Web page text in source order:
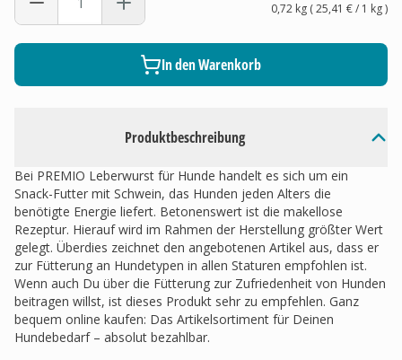
Produktbeschreibung
Bei PREMIO Leberwurst für Hunde handelt es sich um ein
Snack-Futter mit Schwein, das Hunden jeden Alters die
benötigte Energie liefert. Betonenswert ist die makellose
Rezeptur. Hierauf wird im Rahmen der Herstellung größter Wert
gelegt. Überdies zeichnet den angebotenen Artikel aus, dass er
zur Fütterung an Hundetypen in allen Staturen empfohlen ist.
Wenn auch Du über die Fütterung zur Zufriedenheit von Hunden
beitragen willst, ist dieses Produkt sehr zu empfehlen. Ganz
bequem online kaufen: Das Artikelsortiment für Deinen
Hundebedarf – absolut bezahlbar.
0,72 kg(25,41 €/ 1 kg)
In den Warenkorb